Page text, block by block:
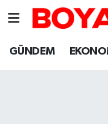
GÜNDEMSinop Nöbetçi